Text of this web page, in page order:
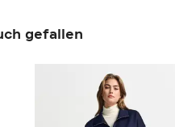
gefallen